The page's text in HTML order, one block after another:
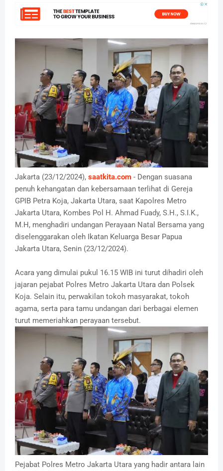
Jakarta (23/12/2024), saatkita.com - Dengan suasana
penuh kehangatan dan kebersamaan terlihat di Gereja
GPIB Petra Koja, Jakarta Utara, saat Kapolres Metro
Jakarta Utara, Kombes Pol H. Ahmad Fuady, S.H., S.I.K.,
M.H, menghadiri undangan Perayaan Natal Bersama yang
diselenggarakan oleh Ikatan Keluarga Besar Papua
Jakarta Utara, Senin (23/12/2024).
Acara yang dimulai pukul 16.15 WIB ini turut dihadiri oleh
jajaran pejabat Polres Metro Jakarta Utara dan Polsek
Koja. Selain itu, perwakilan tokoh masyarakat, tokoh
agama, serta para tamu undangan dari berbagai elemen
turut memeriahkan perayaan tersebut.
Pejabat Polres Metro Jakarta Utara yang hadir antara lain